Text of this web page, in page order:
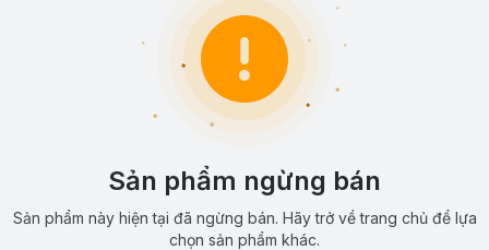
Sản phẩm ngừng bán
Sản phẩm này hiện tại đã ngừng bán. Hãy trở về trang chủ để lựa
chọn sản phẩm khác.